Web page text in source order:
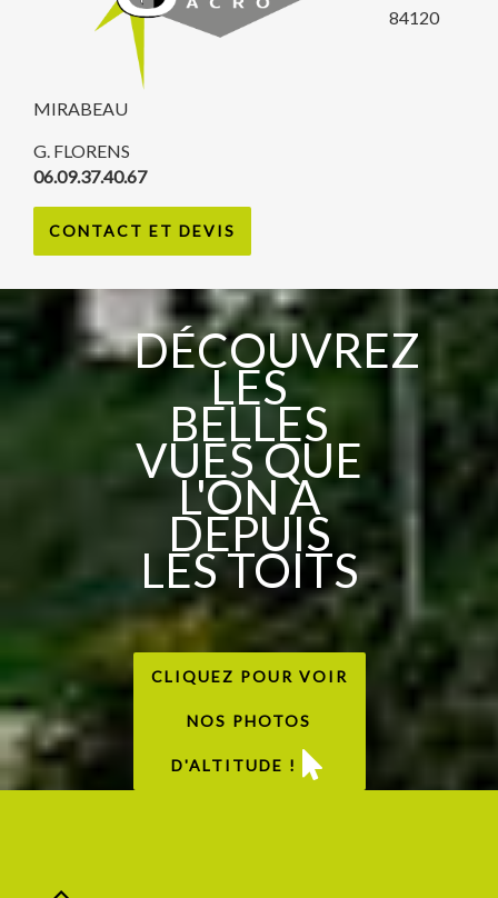
84120
MIRABEAU
G. FLORENS
06.09.37.40.67
CONTACT ET DEVIS
DÉCOUVREZ
LES
BELLES
VUES QUE
L'ON A
DEPUIS
LES TOITS
CLIQUEZ POUR VOIR
NOS PHOTOS
D'ALTITUDE !